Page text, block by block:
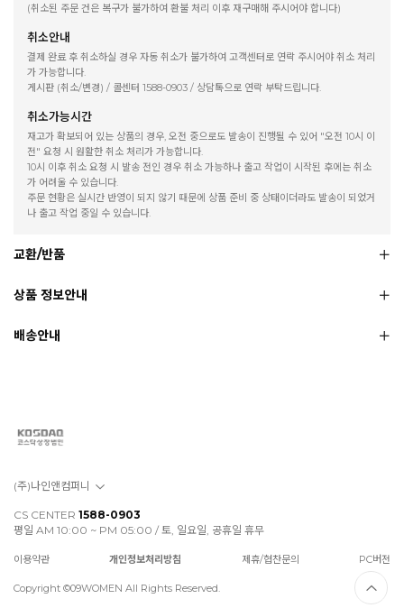
(취소된 주문 건은 복구가 불가하여 환불 처리 이후 재구매해 주시어야 합니다)
취소안내
결제 완료 후 취소하실 경우 자동 취소가 불가하여 고객센터로 연락 주시어야 취소 처리
가 가능합니다.
게시판 (취소/변경) / 콜센터 1588-0903 / 상담톡으로 연락 부탁드립니다.
취소가능시간
재고가 확보되어 있는 상품의 경우, 오전 중으로도 발송이 진행될 수 있어 "오전 10시 이
전" 요청 시 원활한 취소 처리가 가능합니다.
10시 이후 취소 요청 시 발송 전인 경우 취소 가능하나 출고 작업이 시작된 후에는 취소
가 어려울 수 있습니다.
주문 현황은 실시간 반영이 되지 않기 때문에 상품 준비 중 상태이더라도 발송이 되었거
나 출고 작업 중일 수 있습니다.
교환/반품
상품 정보안내
배송안내
(주)나인앤컴퍼니
CS CENTER 1588-0903
평일 AM 10:00 ~ PM 05:00 / 토, 일요일, 공휴일 휴무
이용약관 개인정보처리방침 제휴/협찬문의 PC버전
Copyright ©09WOMEN All Rights Reserved.